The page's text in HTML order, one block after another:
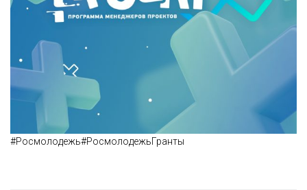
#Росмолодежь#РосмолодежьГранты